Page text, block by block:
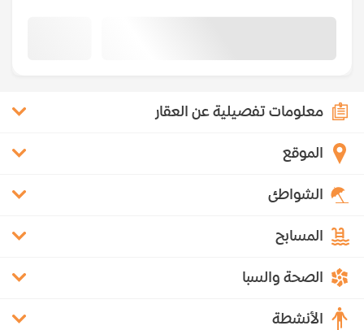
معلومات تفصيلية عن العقار
الموقع
الشواطئ
المسابح
الصحة والسبا
الأنشطة